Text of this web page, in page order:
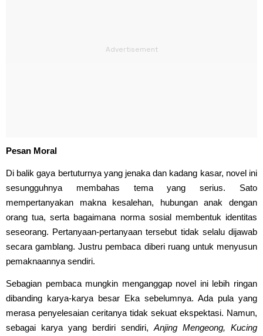
Pesan Moral
Di balik gaya bertuturnya yang jenaka dan kadang kasar, novel ini
sesungguhnya membahas tema yang serius. Sato
mempertanyakan makna kesalehan, hubungan anak dengan
orang tua, serta bagaimana norma sosial membentuk identitas
seseorang. Pertanyaan-pertanyaan tersebut tidak selalu dijawab
secara gamblang. Justru pembaca diberi ruang untuk menyusun
pemaknaannya sendiri.
Sebagian pembaca mungkin menganggap novel ini lebih ringan
dibanding karya-karya besar Eka sebelumnya. Ada pula yang
merasa penyelesaian ceritanya tidak sekuat ekspektasi. Namun,
sebagai karya yang berdiri sendiri, Anjing Mengeong, Kucing